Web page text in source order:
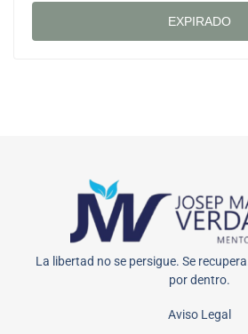
EXPIRADO
La libertad no se persigue. Se
por dentro.
Aviso Legal